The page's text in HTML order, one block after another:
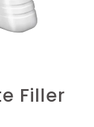
Filler